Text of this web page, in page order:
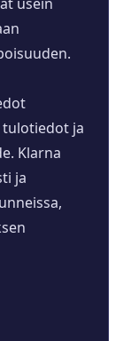
usein
tulotiedot ja
Klarna
ja